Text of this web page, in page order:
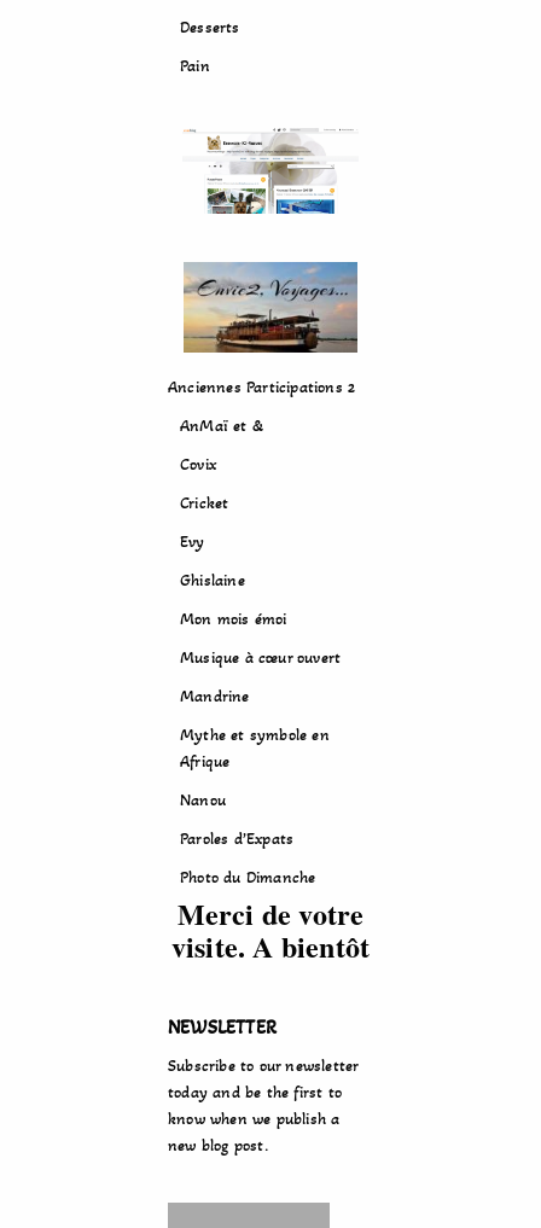
Desserts
Pain
Anciennes Participations 2
AnMaï et &
Covix
Cricket
Evy
Ghislaine
Mon mois émoi
Musique à cœur ouvert
Mandrine
Mythe et symbole en
Afrique
Nanou
Paroles d’Expats
Photo du Dimanche
Merci de votre
visite. A bientôt
NEWSLETTER
Subscribe to our newsletter
today and be the first to
know when we publish a
new blog post.